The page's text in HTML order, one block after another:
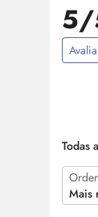
Todas
Mais